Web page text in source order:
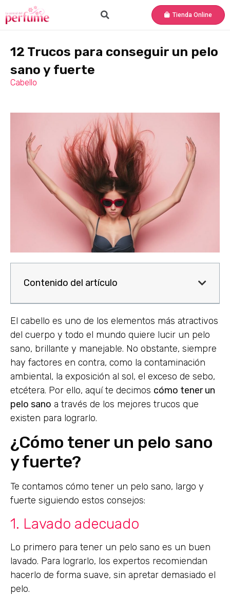
Tienda Online
12 Trucos para conseguir un pelo
sano y fuerte
Cabello
Contenido del artículo
El cabello es uno de los elementos más atractivos
del cuerpo y todo el mundo quiere lucir un pelo
sano, brillante y manejable. No obstante, siempre
hay factores en contra, como la contaminación
ambiental, la exposición al sol, el exceso de sebo,
etcétera. Por ello, aquí te decimos cómo tener un
pelo sano a través de los mejores trucos que
existen para lograrlo.
¿Cómo tener un pelo sano
y fuerte?
Te contamos cómo tener un pelo sano, largo y
fuerte siguiendo estos consejos:
1. Lavado adecuado
Lo primero para tener un pelo sano es un buen
lavado. Para lograrlo, los expertos recomiendan
hacerlo de forma suave, sin apretar demasiado el
pelo.